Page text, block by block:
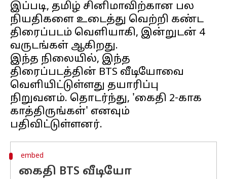
இப்படி, தமிழ் சினிமாவிற்கான பல
நியதிகளை உடைத்து வெற்றி கண்ட
திரைப்படம் வெளியாகி, இன்றுடன் 4
வருடங்கள் ஆகிறது.
இந்த நிலையில், இந்த
திரைப்படத்தின் BTS வீடியோவை
வெளியிட்டுள்ளது தயாரிப்பு
நிறுவனம். தொடர்ந்து, 'கைதி 2-காக
காத்திருங்கள்' எனவும்
embed
கைதி BTS வீடியோ